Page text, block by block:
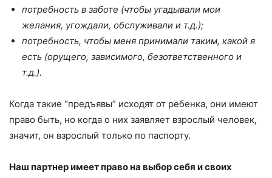
потребность в заботе (чтобы угадывали мои
желания, угождали, обслуживали и т.д.);
потребность, чтобы меня принимали таким, какой я
есть (орущего, зависимого, безответственного и
т.д.).
Когда такие “предъявы” исходят от ребенка, они имеют
право быть, но когда о них заявляет взрослый человек,
значит, он взрослый только по паспорту.
Наш партнер имеет право на выбор себя и своих